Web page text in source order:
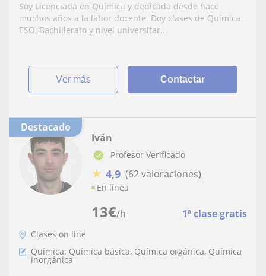
Soy Licenciada en Química y dedicada desde hace
muchos años a la labor docente. Doy clases de Química
ESO, Bachillerato y nivel universitar...
ver más Contactar
Destacado
13€/h 1ª clase gratis
Iván
Profesor Verificado
★ 4,9 (62 valoraciones)
En línea
Clases on line
Química: Química básica, Química orgánica, Química
inorgánica